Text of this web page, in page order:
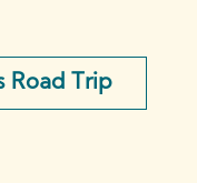
Road Trip